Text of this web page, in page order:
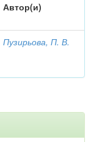
Автор(и)
Пузирьова, П. В.